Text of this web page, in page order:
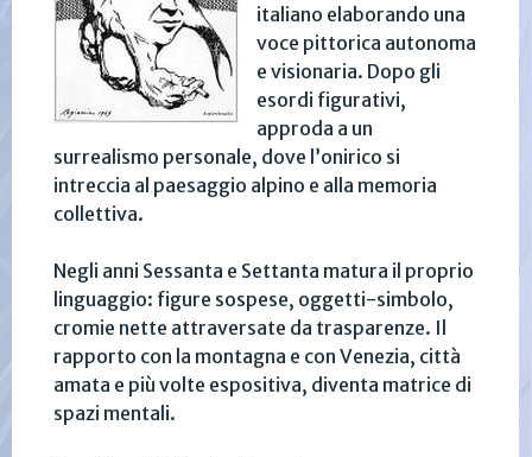
italiano elaborando una
voce pittorica autonoma
e visionaria. Dopo gli
esordi figurativi,
approda a un
surrealismo personale, dove l’onirico si
intreccia al paesaggio alpino e alla memoria
collettiva.
Negli anni Sessanta e Settanta matura il proprio
linguaggio: figure sospese, oggetti-simbolo,
cromie nette attraversate da trasparenze. Il
rapporto con la montagna e con Venezia, città
amata e più volte espositiva, diventa matrice di
spazi mentali.